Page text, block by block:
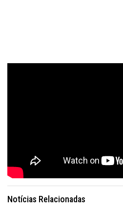
Notícias Relacionadas